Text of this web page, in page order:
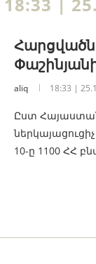
aliq 18:33 |
Ըստ
10-ը 1100 ՀՀ